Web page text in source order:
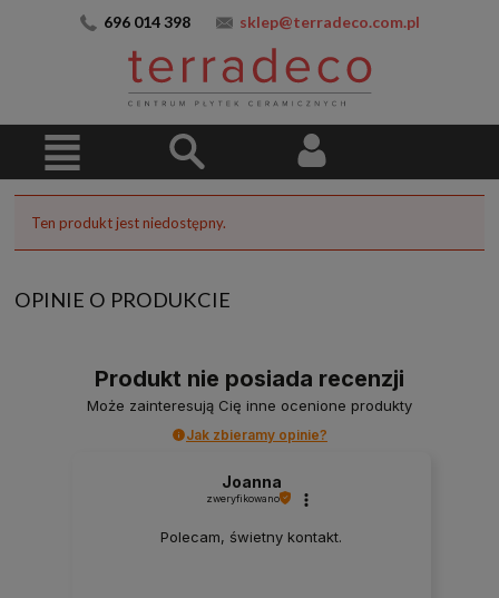
696 014 398 sklep@terradeco.com.pl
Ten produkt jest niedostępny.
OPINIE O PRODUKCIE
Produkt nie posiada recenzji
Może zainteresują Cię inne ocenione produkty
Jak zbieramy opinie?
Joanna
zweryfikowano
Polecam, świetny kontakt.